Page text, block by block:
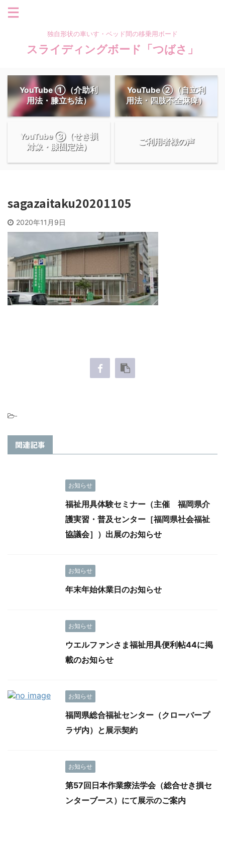
独自形状の車いす・ベッド間の移乗用ボード
スライディングボード「つばさ」
YouTube ①（介助利
用法・膝立ち法）
YouTube ②（自立利
用法・四肢不全麻痺）
YouTube ③（せき損
対象・膝固定法）
ご利用者様の声
sagazaitaku20201105
2020年11月9日
-
関連記事
お知らせ
福祉用具体験セミナー（主催 福岡県介
護実習・普及センター［福岡県社会福祉
協議会］）出展のお知らせ
お知らせ
年末年始休業日のお知らせ
お知らせ
ウエルファンさま福祉用具便利帖44に掲
載のお知らせ
お知らせ
福岡県総合福祉センター（クローバープ
ラザ内）と展示契約
お知らせ
第57回日本作業療法学会（総合せき損セ
ンターブース）にて展示のご案内